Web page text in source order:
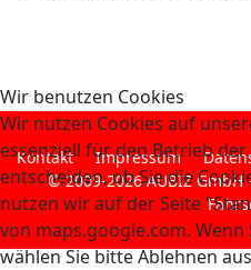
Kontakt Impressum
© 2009-2026 AUBIZ
Wir benutzen Cookies
Wir nutzen Cookies auf
essenziell für den Betrieb
entscheiden, ob Sie die
nutzen wir auf der Seite
von maps.google.com.
wählen Sie bitte Ablehnen